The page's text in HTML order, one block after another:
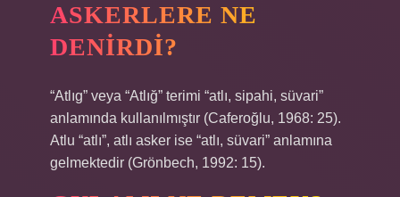
ASKERLERE NE
DENIRDI?
“Atlıg” veya “Atlığ” terimi “atlı, sipahi, süvari”
anlamında kullanılmıştır (Caferoğlu, 1968: 25).
Atlu “atlı”, atlı asker ise “atlı, süvari” anlamına
gelmektedir (Grönbech, 1992: 15).